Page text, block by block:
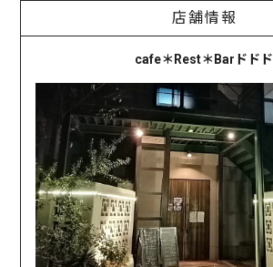
店舗情報
cafe＊Rest＊Barドドド